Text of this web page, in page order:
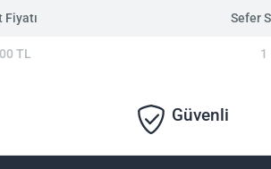
Fiyatı Sefer
TL 1
Güvenli